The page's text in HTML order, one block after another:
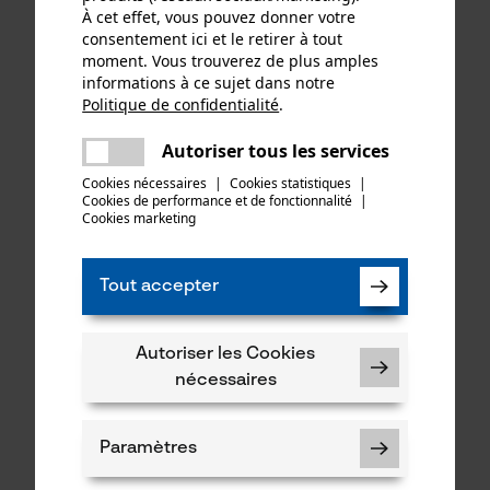
Chaînes de tronçonneuse
325", 1.6 mm, 74 maillons, lot
Pignon à bague Oregon
bague d'entraînement entre
À cet effet, vous pouvez donner votre
consentement ici et le retirer à tout
moment. Vous trouverez de plus amples
informations à ce sujet dans notre
Politique de confidentialité.
Autoriser tous les services
Cookies nécessaires | Cookies statistiques |
Cookies de performance et de fonctionnalité |
Cookies marketing
Tout accepter
Autoriser les Cookies
nécessaires
Paramètres
Une erreur s'est produite. Veuillez
essayer encore.
partager
partager
mail